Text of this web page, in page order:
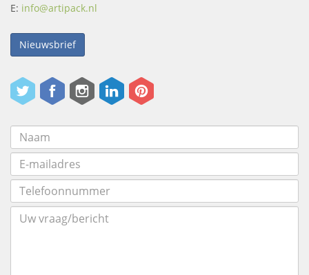
E: info@artipack.nl
Nieuwsbrief